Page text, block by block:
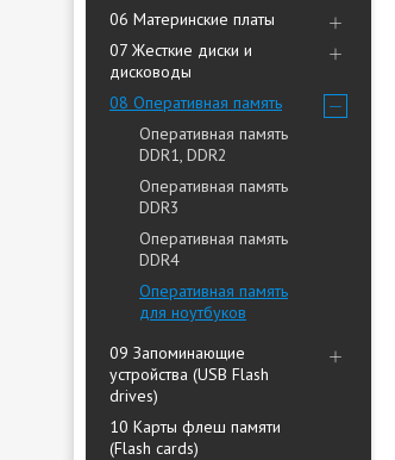
06 Материнские платы
07 Жесткие диски и
дисководы
08 Оперативная память
Оперативная память
DDR1, DDR2
Оперативная память
DDR3
Оперативная память
DDR4
Оперативная память
для ноутбуков
09 Запоминающие
устройства (USB Flash
drives)
10 Карты флеш памяти
(Flash cards)